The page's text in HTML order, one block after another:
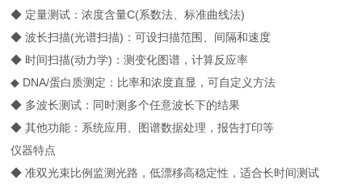
◆ 定量测试：浓度含量C(系数法、标准曲线法)
◆ 波长扫描(光谱扫描)：可设扫描范围、间隔和速度
◆ 时间扫描(动力学)：测变化图谱，计算反应率
◆ DNA/蛋白质测定：比率和浓度直显，可自定义方法
◆ 多波长测试：同时测多个任意波长下的结果
◆ 其他功能：系统应用、图谱数据处理，报告打印等
仪器特点
◆ 准双光束比例监测光路，低漂移高稳定性，适合长时间测试